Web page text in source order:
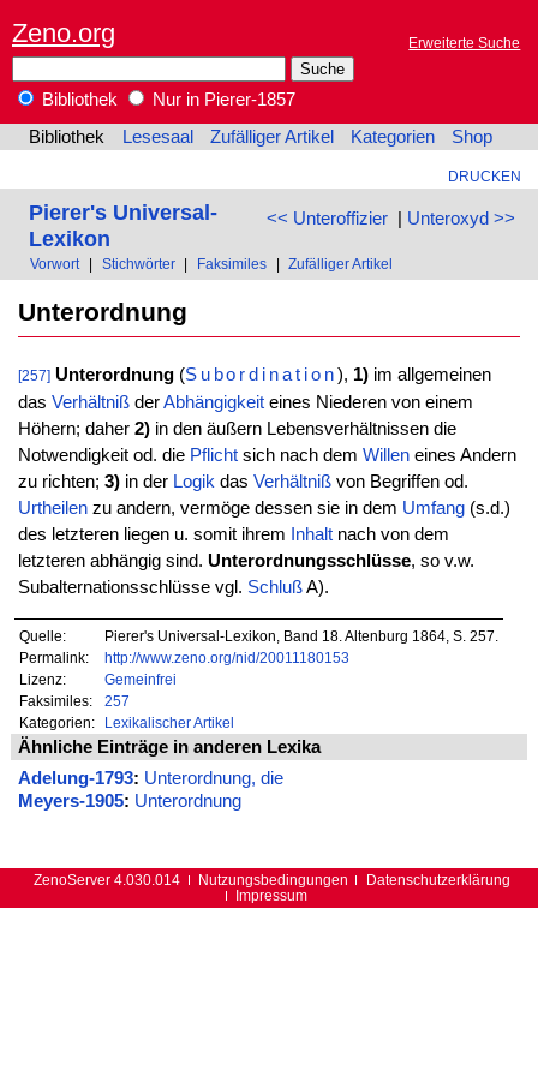
Zeno.org Erweiterte Suche
Bibliothek
Nur in Pierer-1857
Bibliothek
Lesesaal Zufälliger Artikel Kategorien Shop
DRUCKEN
<< Unteroffizier| Unteroxyd >>
Pierer's Universal-
Lexikon
Vorwort Stichwörter Faksimiles Zufälliger Artikel
Unterordnung
[257] Unterordnung(Subordination), 1)im allgemeinen
das VerhältnißderAbhängigkeiteines Niederen von einem
Höhern; daher 2)in den äußern Lebensverhältnissen die
Notwendigkeit od. die Pflichtsich nach dem Willeneines Andern
zu richten; 3)in der Logikdas Verhältnißvon Begriffen od.
Urtheilenzu andern, vermöge dessen sie in dem Umfang(s.d.)
des letzteren liegen u. somit ihrem
Inhaltnach von dem
letzteren abhängig sind. Unterordnungsschlüsse, so v.w.
Subalternationsschlüsse vgl. SchlußA).
Quelle:
Pierer's Universal-Lexikon, Band 18. Altenburg 1864, S. 257.
Permalink:
http://www.zeno.org/nid/20011180153
Lizenz:
Gemeinfrei
Faksimiles:
257
Kategorien:
Lexikalischer Artikel
Ähnliche Einträge in anderen Lexika
Adelung-1793: Unterordnung, die
Meyers-1905: Unterordnung
ZenoServer 4.030.014 Nutzungsbedingungen
Datenschutzerklärung
Impressum